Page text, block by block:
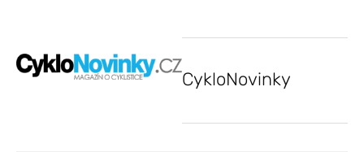
CykloNovinky